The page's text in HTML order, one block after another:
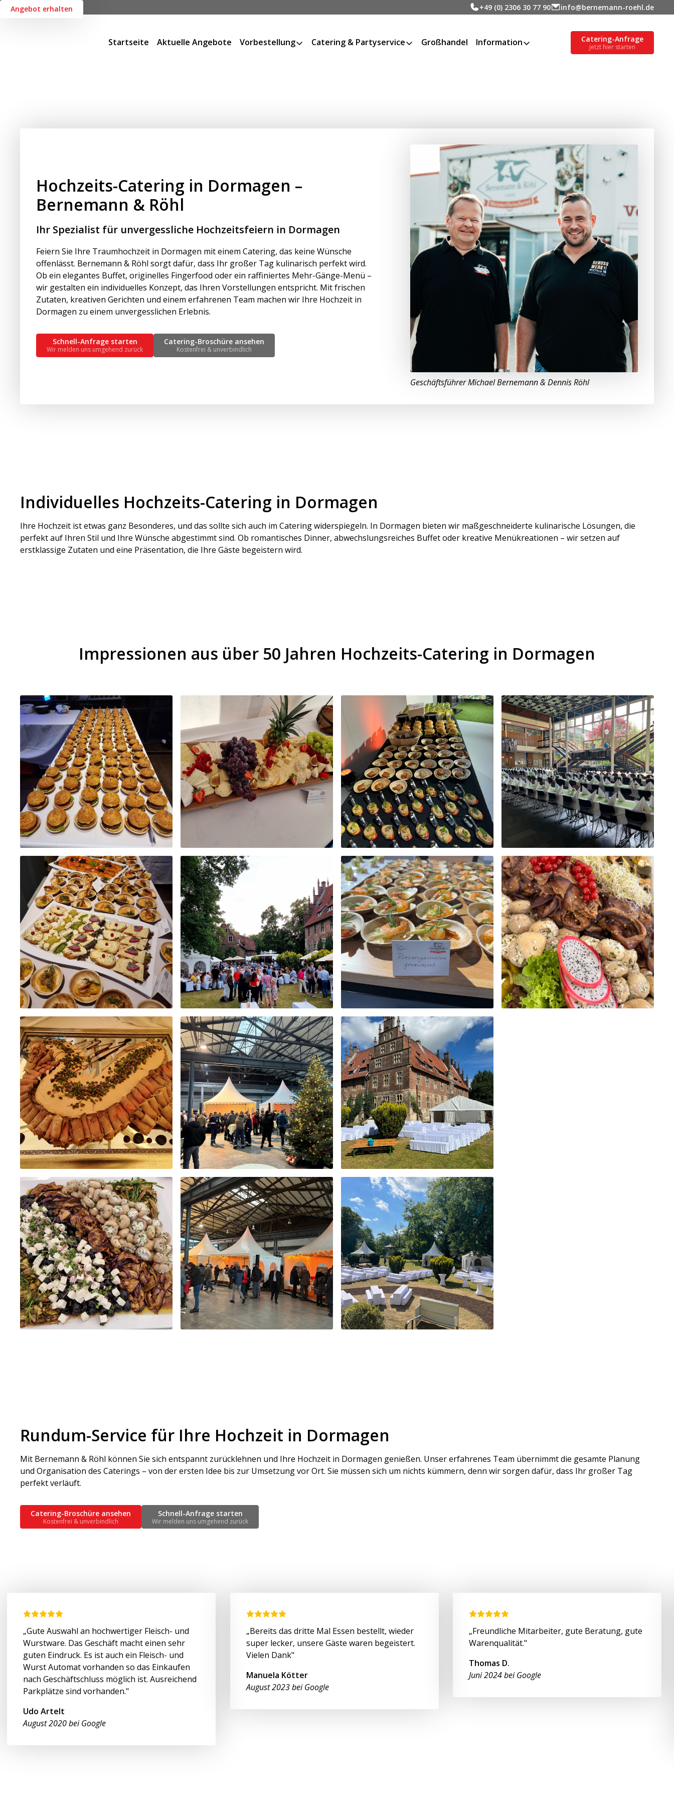
+49 (0) 2306 30 77 90 info@bernemann-roehl.de
Startseite Aktuelle Angebote Vorbestellung Catering & Partyservice Großhandel Information Catering-Anfrage
jetzt hier starten
Angebot erhalten
Hochzeits-Catering in Dormagen –
Bernemann & Röhl
Ihr Spezialist für unvergessliche Hochzeitsfeiern in Dormagen
Feiern Sie Ihre Traumhochzeit in Dormagen mit einem Catering, das keine Wünsche
offenlässt. Bernemann & Röhl sorgt dafür, dass Ihr großer Tag kulinarisch perfekt wird.
Ob ein elegantes Buffet, originelles Fingerfood oder ein raffiniertes Mehr-Gänge-Menü –
wir gestalten ein individuelles Konzept, das Ihren Vorstellungen entspricht. Mit frischen
Zutaten, kreativen Gerichten und einem erfahrenen Team machen wir Ihre Hochzeit in
Dormagen zu einem unvergesslichen Erlebnis.
Schnell-Anfrage starten
Wir melden uns umgehend zurück
Catering-Broschüre ansehen
Kostenfrei & unverbindlich
Geschäftsführer Michael Bernemann & Dennis Röhl
Individuelles Hochzeits-Catering in Dormagen
Ihre Hochzeit ist etwas ganz Besonderes, und das sollte sich auch im Catering widerspiegeln. In Dormagen bieten wir maßgeschneiderte kulinarische Lösungen, die
perfekt auf Ihren Stil und Ihre Wünsche abgestimmt sind. Ob romantisches Dinner, abwechslungsreiches Buffet oder kreative Menükreationen – wir setzen auf
erstklassige Zutaten und eine Präsentation, die Ihre Gäste begeistern wird.
Impressionen aus über 50 Jahren Hochzeits-Catering in Dormagen
Rundum-Service für Ihre Hochzeit in Dormagen
Mit Bernemann & Röhl können Sie sich entspannt zurücklehnen und Ihre Hochzeit in Dormagen genießen. Unser erfahrenes Team übernimmt die gesamte Planung
und Organisation des Caterings – von der ersten Idee bis zur Umsetzung vor Ort. Sie müssen sich um nichts kümmern, denn wir sorgen dafür, dass Ihr großer Tag
perfekt verläuft.
Catering-Broschüre ansehen
Kostenfrei & unverbindlich
Schnell-Anfrage starten
Wir melden uns umgehend zurück
„Gute Auswahl an hochwertiger Fleisch- und
Wurstware. Das Geschäft macht einen sehr
guten Eindruck. Es ist auch ein Fleisch- und
Wurst Automat vorhanden so das Einkaufen
nach Geschäftschluss möglich ist. Ausreichend
Parkplätze sind vorhanden."
Udo Artelt
August 2020 bei Google
„Bereits das dritte Mal Essen bestellt, wieder
super lecker, unsere Gäste waren begeistert.
Vielen Dank"
Manuela Kötter
August 2023 bei Google
„Freundliche Mitarbeiter, gute Beratung, gute
Warenqualität."
Thomas D.
Juni 2024 bei Google